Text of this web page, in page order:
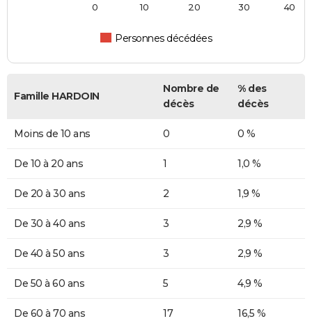
Personnes décédées
0 10 20 30 40
Famille HARDOIN
Nombre de
décès
% des
décès
Moins de 10 ans 0 0 %
De 10 à 20 ans 1 1,0 %
De 20 à 30 ans 2 1,9 %
De 30 à 40 ans 3 2,9 %
De 40 à 50 ans 3 2,9 %
De 50 à 60 ans 5 4,9 %
De 60 à 70 ans 17 16,5 %